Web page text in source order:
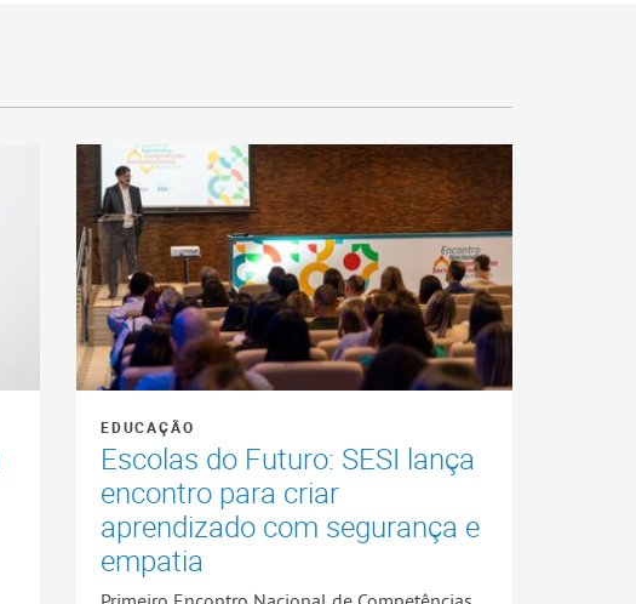
EDUCAÇÃO
Escolas do Futuro: SESI lança
encontro para criar
aprendizado com segurança e
empatia